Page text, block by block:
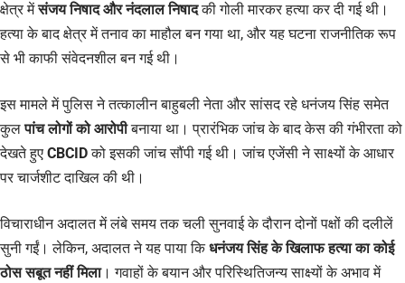
क्षेत्र मेंसंजय निषाद और नंदलाल निषादकी गोली मारकर हत्या कर दी गई थी।
हत्या के बाद क्षेत्र में तनाव का माहौल बन गया था, और यह घटना राजनीतिक रूप
से भी काफी संवेदनशील बन गई थी।
इस मामले में पुलिस ने तत्कालीन बाहुबली नेता और सांसद रहे धनंजय सिंह समेत
कुलपांच लोगों को आरोपीबनाया था। प्रारंभिक जांच के बाद केस की गंभीरता को
देखते हुए CBCIDको इसकी जांच सौंपी गई थी। जांच एजेंसी ने साक्ष्यों के आधार
पर चार्जशीट दाखिल की थी।
विचाराधीन अदालत में लंबे समय तक चली सुनवाई के दौरान दोनों पक्षों की दलीलें
सुनी गईं। लेकिन, अदालत ने यह पाया किधनंजय सिंह के खिलाफ हत्या का कोई
ठोस सबूत नहीं मिला। गवाहों के बयान और परिस्थितिजन्य साक्ष्यों के अभाव में